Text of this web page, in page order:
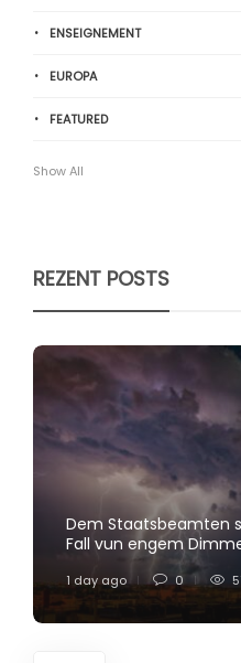
ENSEIGNEMENT
EUROPA
FEATURED
Show All
REZENT POSTS
Dem Staatsbeamten
Fall vun engem
1 day ago 0